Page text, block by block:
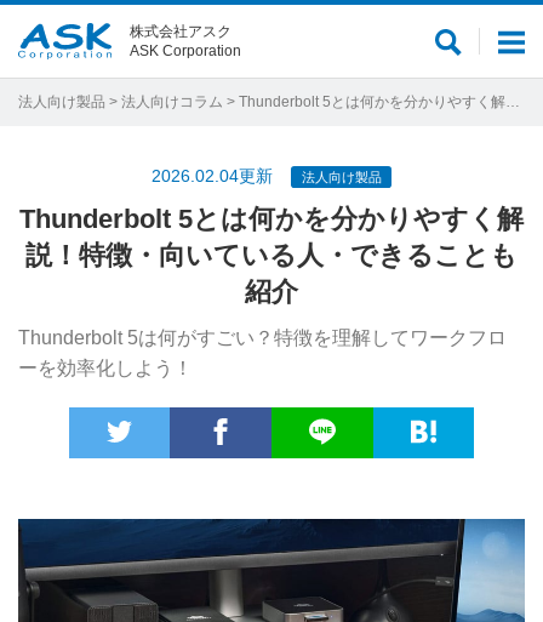
メ
ュ
サ
ト
株式会社アスク
ASK Corporation
法人向け製品 > 法人向けコラム > Thunderbolt 5とは何かを分かりやすく解説！特徴・向いている人・できることも紹介
2026.02.04更新 法人向け製品
Thunderbolt 5とは何かを分かりやすく解
説！特徴・向いている人・できることも
紹介
Thunderbolt 5は何がすごい？特徴を理解してワークフロ
ーを効率化しよう！